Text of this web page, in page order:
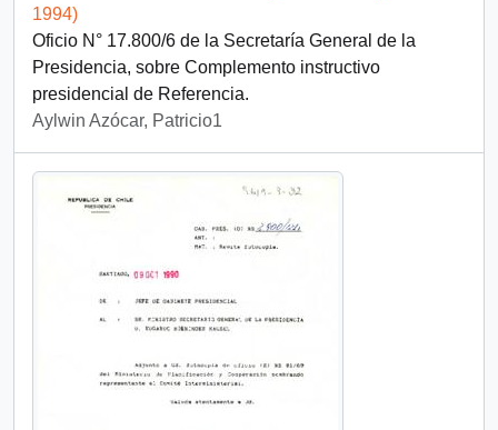
1994)
Oficio N° 17.800/6 de la Secretaría General de la
Presidencia, sobre Complemento instructivo
presidencial de Referencia.
Aylwin Azócar, Patricio1